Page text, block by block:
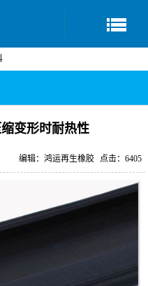
变形时耐热性
点击：6405
编辑：鸿运再生橡胶